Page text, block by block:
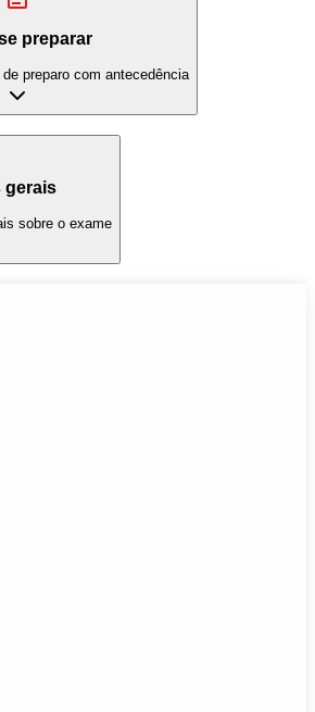
preparar
preparo com antecedência
gerais
sobre o exame